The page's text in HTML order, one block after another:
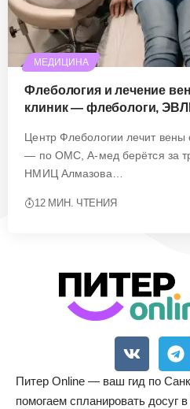
МЕДИЦИНА
Флебология и лечение
клиник — флебологи,
Центр Флебологии лечит
— по ОМС, А-мед берётся за
НМИЦ Алмазова…
12 МИН. ЧТЕНИЯ
Питер Online — ваш гид по
помогаем спланировать досуг